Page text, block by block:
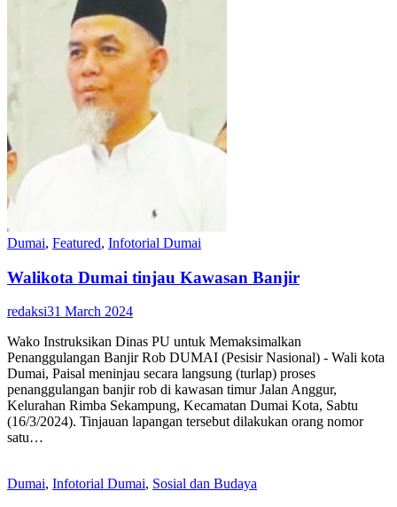
Dumai, Featured, Infotorial Dumai
Walikota Dumai tinjau Kawasan Banjir
redaksi31 March 2024
Wako Instruksikan Dinas PU untuk Memaksimalkan
Penanggulangan Banjir Rob DUMAI (Pesisir Nasional) - Wali kota
Dumai, Paisal meninjau secara langsung (turlap) proses
penanggulangan banjir rob di kawasan timur Jalan Anggur,
Kelurahan Rimba Sekampung, Kecamatan Dumai Kota, Sabtu
(16/3/2024). Tinjauan lapangan tersebut dilakukan orang nomor
satu…
Dumai, Infotorial Dumai, Sosial dan Budaya